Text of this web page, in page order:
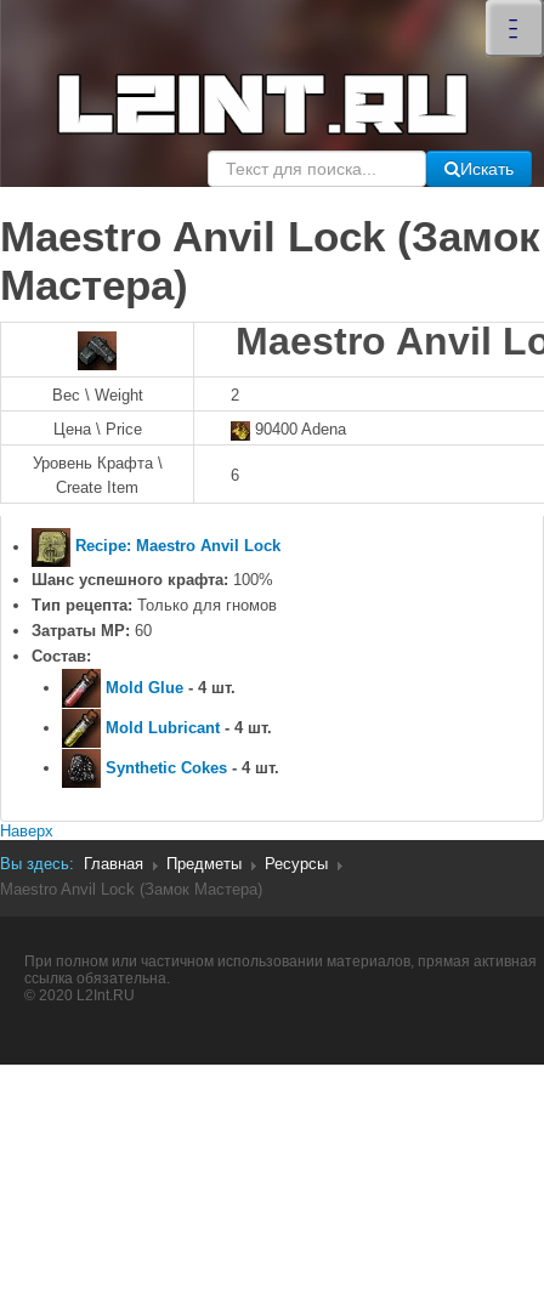
–
–
–
×
Искать
Maestro Anvil Lock (Замок
Мастера)
Maestro Anvil
Вес \ Weight
2
Цена \ Price
90400 Adena
Уровень Крафта \
Create Item
6
Recipe: Maestro Anvil Lock
Шанс успешного крафта: 100%
Тип рецепта: Только для гномов
Затраты MP: 60
Состав:
Mold Glue - 4 шт.
Mold Lubricant- 4 шт.
Synthetic Cokes - 4 шт.
Наверх
Вы здесь:
Главная Предметы
Ресурсы
Maestro Anvil Lock (Замок Мастера)
При полном или частичном использовании материалов, прямая активная
ссылка обязательна.
© 2020 L2Int.RU